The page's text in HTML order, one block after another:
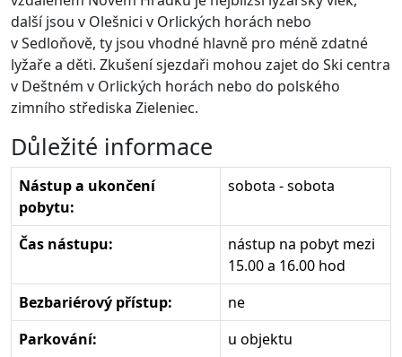
další jsou v Olešnici v Orlických horách nebo
v Sedloňově, ty jsou vhodné hlavně pro méně zdatné
lyžaře a děti. Zkušení sjezdaři mohou zajet do Ski centra
v Deštném v Orlických horách nebo do polského
zimního střediska Zieleniec.
Důležité informace
Nástup a ukončení
pobytu:
sobota - sobota
Čas nástupu:
nástup na pobyt mezi
15.00 a 16.00 hod
Bezbariérový přístup:
ne
Parkování:
u objektu